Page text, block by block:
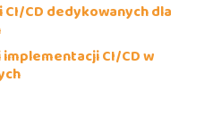
CI/CD dedykowanych dla
CI/CD w